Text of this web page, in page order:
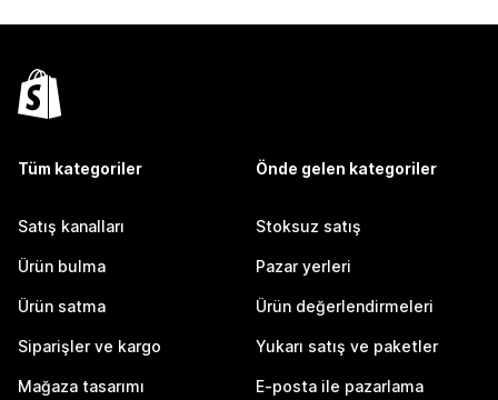
Tüm kategoriler
Satış kanalları
Ürün bulma
Ürün satma
Siparişler ve kargo
Mağaza tasarımı
Önde gelen kategoriler
Stoksuz satış
Pazar yerleri
Ürün değerlendirmeleri
Yukarı satış ve paketler
E-posta ile pazarlama